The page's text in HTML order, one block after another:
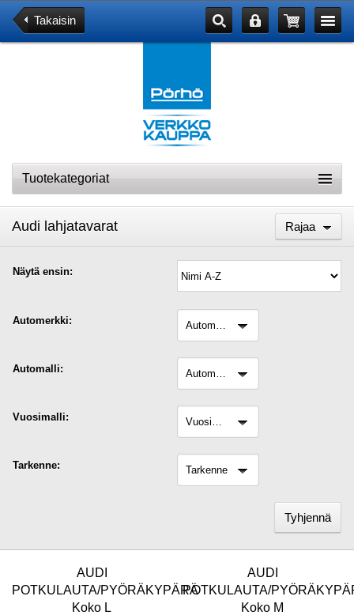
Takaisin
Tuotekategoriat
Rajaa
Audi lahjatavarat
Näytä ensin:
Automerkki: automerkki
Automalli: automalli
Vuosimalli: Vuosimalli
Tarkenne: tarkenne
Tyhjennä
AUDI
POTKULAUTA/PYÖRÄKYPÄRÄ
Koko L
AUDI
POTKULAUTA/
Koko M